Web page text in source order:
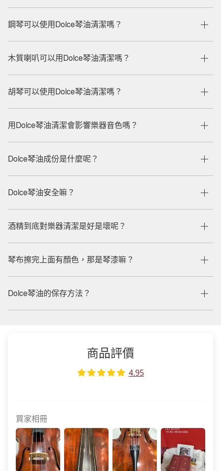
鋼琴可以使用Dolce琴油清潔嗎？
木質喇叭可以用Dolce琴油清潔嗎？
胡琴可以使用Dolce琴油清潔嗎？
用Dolce琴油清潔會影響樂器音色嗎？
Dolce琴油成份是什麼呢？
Dolce琴油安全嘛？
酒精到底對樂器清潔是好是壞呢？
琴布擦完上面有顏色，那是琴漆嘛？
Dolce琴油的保存方法？
商品評價
4.95
買家相冊